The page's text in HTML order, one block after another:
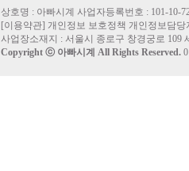
상호명 : 아빠시계 사업자등록번호 : 101-10-
[이용약관] 개인정보 보호정책 개인정보담
사업장소재지 : 서울시 종로구 창경궁로 109
Copyright ⓒ 아빠시계 All Rights Reserved.